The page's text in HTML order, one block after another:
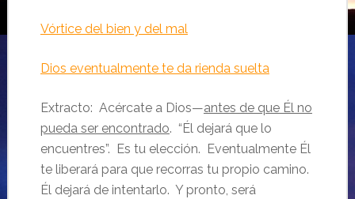
Vórtice del bien y del mal
Dios eventualmente te da rienda suelta
Extracto: Acércate a Dios—antes de que Él no
pueda ser encontrado. “Él dejará que lo
encuentres”. Es tu elección. Eventualmente Él
te liberará para que recorras tu propio camino.
Él dejará de intentarlo. Y pronto, será